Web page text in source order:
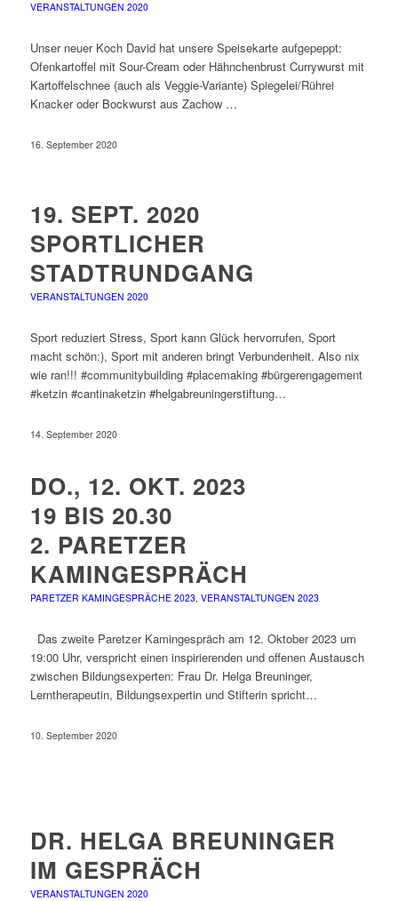
VERANSTALTUNGEN 2020
Unser neuer Koch David hat unsere Speisekarte aufgepeppt:
Ofenkartoffel mit Sour-Cream oder Hähnchenbrust Currywurst mit
Kartoffelschnee (auch als Veggie-Variante) Spiegelei/Rührei
Knacker oder Bockwurst aus Zachow …
16. September 2020
19. SEPT. 2020
SPORTLICHER
STADTRUNDGANG
VERANSTALTUNGEN 2020
Sport reduziert Stress, Sport kann Glück hervorrufen, Sport
macht schön:), Sport mit anderen bringt Verbundenheit. Also nix
wie ran!!! #communitybuilding #placemaking #bürgerengagement
#ketzin #cantinaketzin #helgabreuningerstiftung…
14. September 2020
DO., 12. OKT. 2023
19 BIS 20.30
2. PARETZER
KAMINGESPRÄCH
PARETZER KAMINGESPRÄCHE 2023, VERANSTALTUNGEN 2023
Das zweite Paretzer Kamingespräch am 12. Oktober 2023 um
19:00 Uhr, verspricht einen inspirierenden und offenen Austausch
zwischen Bildungsexperten: Frau Dr. Helga Breuninger,
Lerntherapeutin, Bildungsexpertin und Stifterin spricht…
10. September 2020
DR. HELGA BREUNINGER
IM GESPRÄCH
VERANSTALTUNGEN 2020